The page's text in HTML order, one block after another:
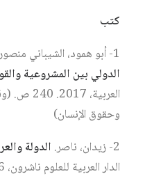
كتب
1- أبو همود، الشيباني منصور.
الدولي بين المشروعية
وحقوق الإنسان)
2- زيدان، ناصر.
الدولة
الدار العربية للعلوم ناشرون، 2016. 200 ص.